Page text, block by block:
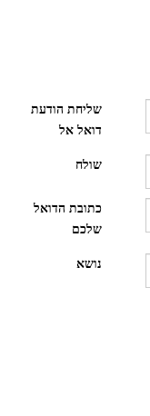
שליחת הודעת
דואל אל
שולח
כתובת הדואל
שלכם
נושא